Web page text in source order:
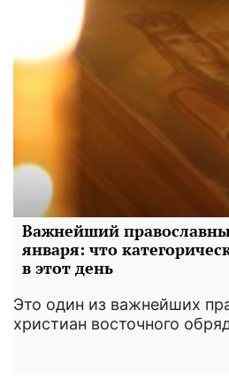
Важнейший
января: что
в этот день
Это один из важнейших
христиан восточного